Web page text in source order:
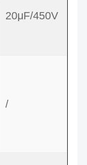
20μF/450V
/